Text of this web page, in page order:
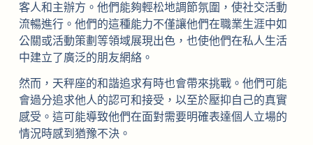
客人和主辦方。他們能夠輕松地調節氛圍，使社交活動
流暢進行。他們的這種能力不僅讓他們在職業生涯中如
公關或活動策劃等領域展現出色，也使他們在私人生活
中建立了廣泛的朋友網絡。
然而，天秤座的和諧追求有時也會帶來挑戰。他們可能
會過分追求他人的認可和接受，以至於壓抑自己的真實
感受。這可能導致他們在面對需要明確表達個人立場的
情況時感到猶豫不決。